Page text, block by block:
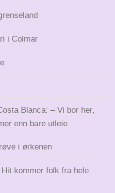
i Colmar
Blanca: – Vi bor her,
enn bare utleie
i ørkenen
kommer folk fra hele